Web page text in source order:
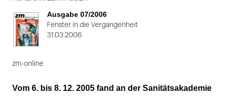
von
2
Ausgabe 07/2006
Fenster in die Vergangenheit
31.03.2006
zm-online
Vom 6. bis 8. 12. 2005 fand an der Sanitätsakademie